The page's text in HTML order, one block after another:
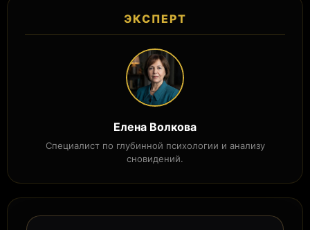
ЭКСПЕРТ
Елена Волкова
Специалист по глубинной психологии и анализу
сновидений.